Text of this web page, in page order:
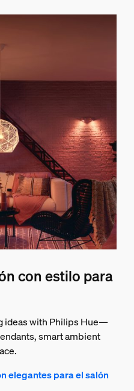
con estilo para
ideas with Philips Hue—
smart ambient
elegantes para el salón